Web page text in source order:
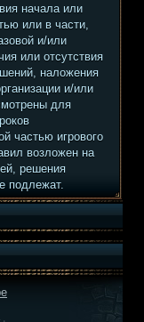
начала или
или в части,
и/или
или отсутствия
наложения
и/или
для
частью игрового
возложен на
решения
подлежат.